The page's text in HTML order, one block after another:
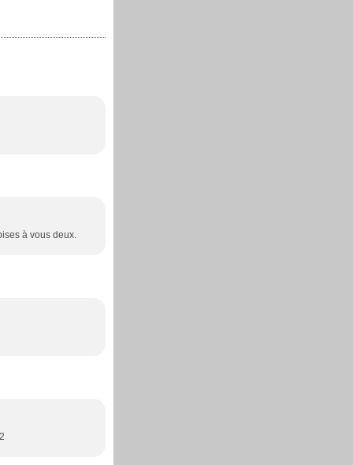
à vous deux.